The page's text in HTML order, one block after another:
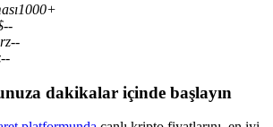
1000+
--
--
--
dakikalar içinde başlayın